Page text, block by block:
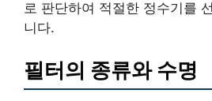
로 판단하여 적절한 정수기를
니다.
필터의 종류와 수명